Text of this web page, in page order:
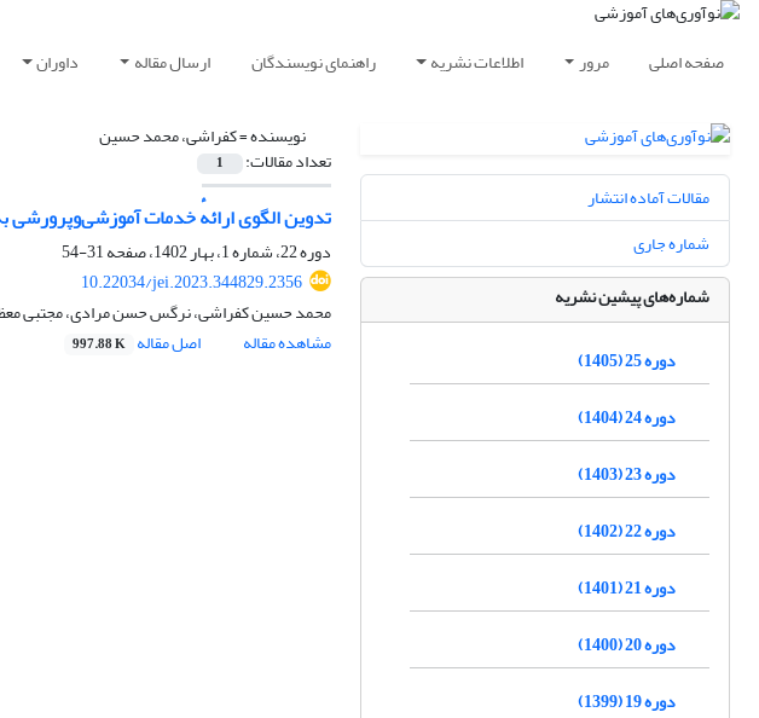
صفحه اصلی مرور اطلاعات نشریه راهنمای نویسندگان ارسال مقاله داوران
نویسنده =کفراشی، محمد حسین
تعداد مقالات: 1
تدوین الگوی ارائهٔ خدمات آموزشی‌وپرورشی
دوره 22، شماره 1، بهار 1402، صفحه
31-54
10.22034/jei.2023.344829.2356
محمد حسین کفراشی، نرگس حسن مرادی، مجتبی
مشاهده مقاله
اصل مقاله 997.88 K
مقالات آماده انتشار
شماره جاری
شماره‌های پیشین نشریه
دوره 25 (1405)
دوره 24 (1404)
دوره 23 (1403)
دوره 22 (1402)
دوره 21 (1401)
دوره 20 (1400)
دوره 19 (1399)